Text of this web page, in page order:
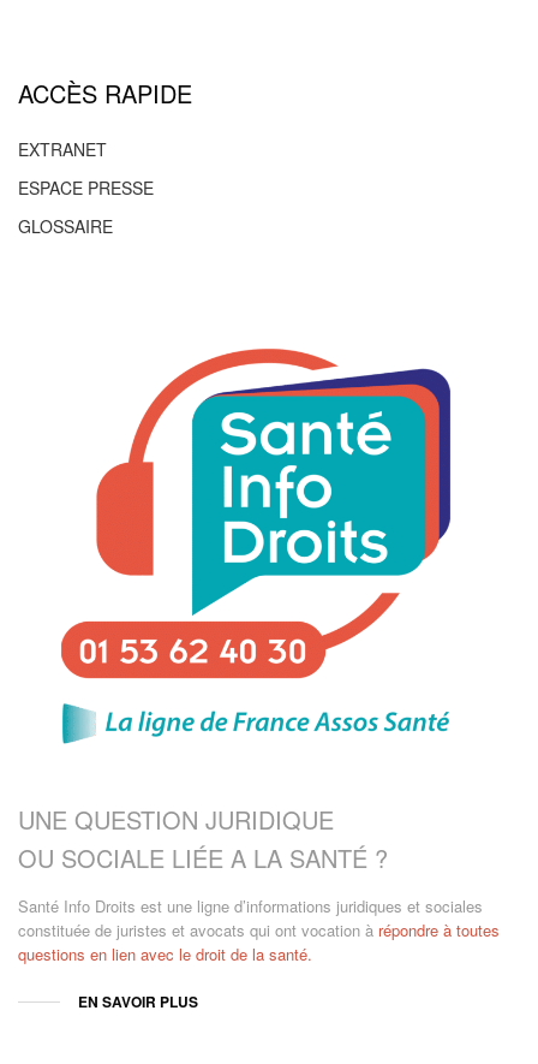
ACCÈS RAPIDE
EXTRANET
ESPACE PRESSE
GLOSSAIRE
UNE QUESTION JURIDIQUE
OU SOCIALE LIÉE A LA SANTÉ ?
Santé Info Droits est une ligne d’informations juridiques et sociales
constituée de juristes et avocats qui ont vocation à répondre à toutes
questions en lien avec le droit de la santé.
EN SAVOIR PLUS